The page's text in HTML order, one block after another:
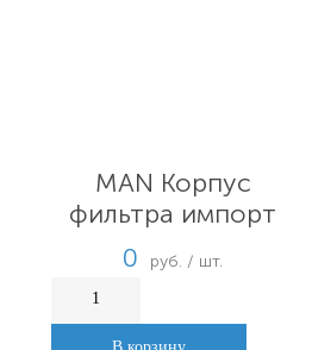
MAN Корпус
фильтра импорт
0
руб. / шт.